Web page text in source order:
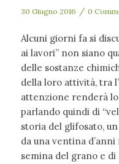
30 Giugno 2016 / 0
Alcuni giorni fa si
ai lavori” non siano
delle sostanze
della loro attività, tra
attenzione renderà
parlando quindi di
storia del glifosato,
da una ventina
semina del grano e